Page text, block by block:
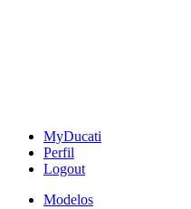
MyDucati
Perfil
Logout
Modelos